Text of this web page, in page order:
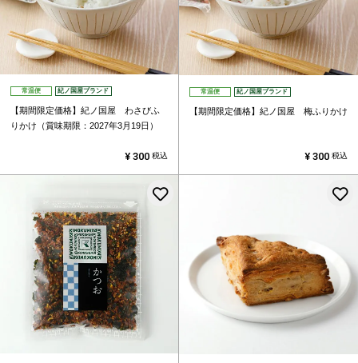
常温便 紀ノ国屋ブランド
【期間限定価格】紀ノ国屋 わさびふ
りかけ（賞味期限：2027年3月19日）
¥ 300 税込
常温便 紀ノ国屋ブランド
【期間限定価格】紀ノ国屋 梅ふりかけ
¥ 300 税込